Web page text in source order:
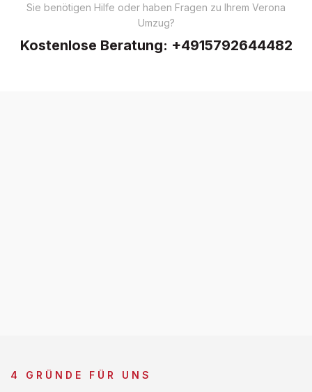
Sie benötigen Hilfe oder haben Fragen zu Ihrem Verona
Umzug?
Kostenlose Beratung: +4915792644482
4 GRÜNDE FÜR UNS